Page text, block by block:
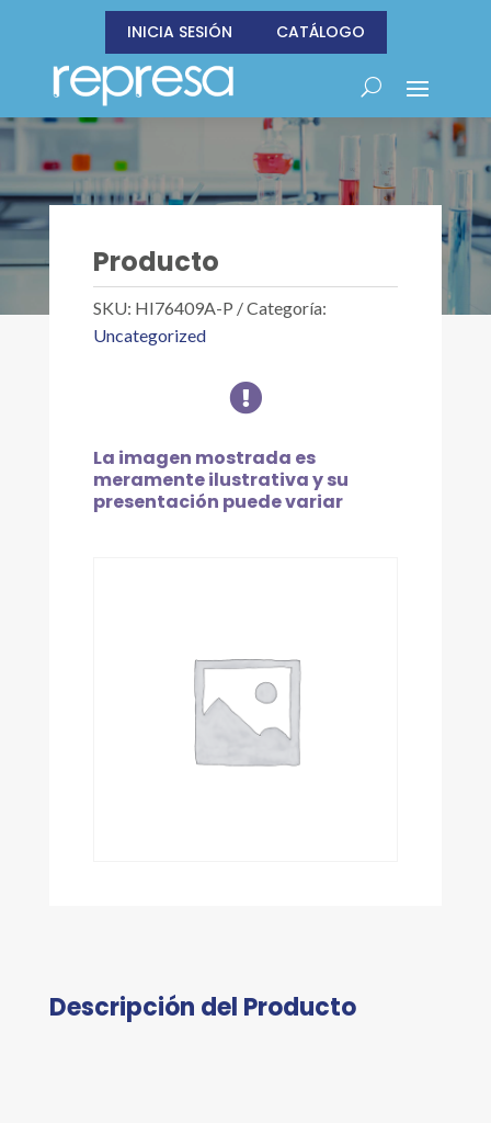
INICIA SESIÓN CATÁLOGO
Producto
SKU: HI76409A-P
Categoría:
Uncategorized

La imagen mostrada es
meramente ilustrativa y su
presentación puede variar
Descripción del Producto